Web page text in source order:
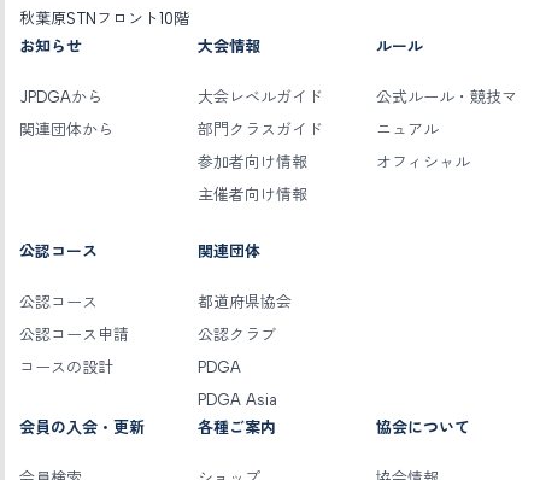
秋葉原STNフロント10階
お知らせ
JPDGAから
関連団体から
大会情報
大会レベルガイド
部門クラスガイド
参加者向け情報
主催者向け情報
ルール
公式ルール・競技マ
ニュアル
オフィシャル
公認コース
公認コース
公認コース申請
コースの設計
関連団体
都道府県協会
公認クラブ
PDGA
PDGA Asia
会員の入会・更新
各種ご案内 協会について